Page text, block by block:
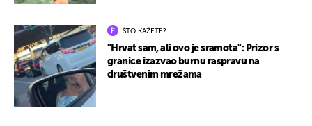
ŠTO KAŽETE?
"Hrvat sam, ali ovo je sramota": Prizor s
granice izazvao burnu raspravu na
društvenim mrežama